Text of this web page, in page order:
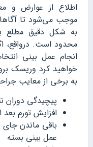
اطلاع از عوارض و
موجب می‌شود تا
به شکل دقیق مطلع
محدود است. درواقع،
انجام عمل بینی
خواهید کرد وریسک
به برخی از معایب
پیچیدگی دوران
افزایش تورم بعد
باقی ماندن
عمل بینی بسته